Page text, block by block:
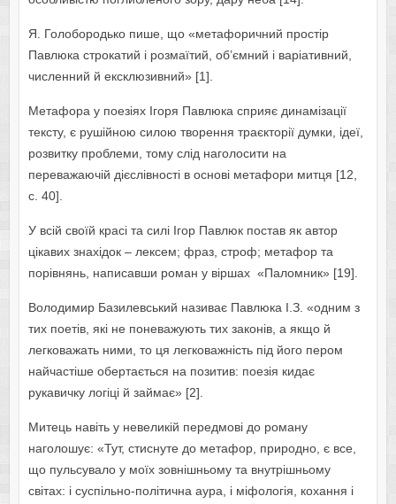
Я. Голобородько пише, що «метафоричний простір
Павлюка строкатий і розмаїтий, об’ємний і варіативний,
численний й ексклюзивний» [1].
Метафора у поезіях Ігоря Павлюка сприяє динамізації
тексту, є рушійною силою творення траєкторії думки, ідеї,
розвитку проблеми, тому слід наголосити на
переважаючій дієслівності в основі метафори митця [12,
с. 40].
У всій своїй красі та силі Ігор Павлюк постав як автор
цікавих знахідок – лексем; фраз, строф; метафор та
порівнянь, написавши роман у віршах «Паломник» [19].
Володимир Базилевський називає Павлюка І.З. «одним з
тих поетів, які не поневажують тих законів, а якщо й
легковажать ними, то ця легковажність під його пером
найчастіше обертається на позитив: поезія кидає
рукавичку логіці й займає» [2].
Митець навіть у невеликій передмові до роману
наголошує: «Тут, стиснуте до метафор, природно, є все,
що пульсувало у моїх зовнішньому та внутрішньому
світах: і суспільно-політична аура, і міфологія, кохання і